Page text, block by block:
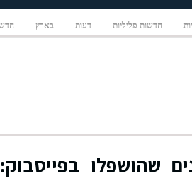
חדשות פליליות דעות בארץ
שהושפלו בפייסבוק: